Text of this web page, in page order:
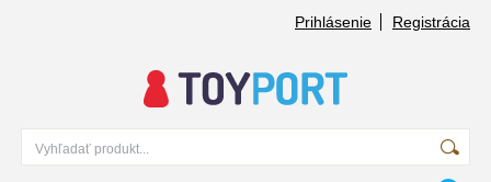
Prihlásenie Registrácia